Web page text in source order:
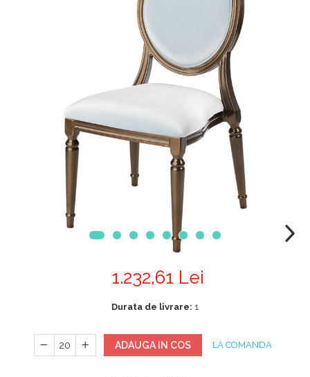
Scaune Inalte De Bar
1.232,61 Lei
Durata de livrare: 1
ADAUGA IN COS LA COMANDA